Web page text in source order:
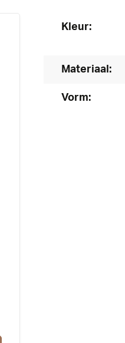
Kleur:
Materiaal:
Vorm: